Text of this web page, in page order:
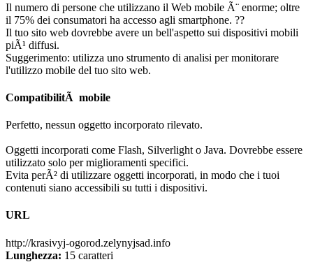
Il numero di persone che utilizzano il Web mobile Ã¨ enorme; oltre
il 75% dei consumatori ha accesso agli smartphone. ??
Il tuo sito web dovrebbe avere un bell'aspetto sui dispositivi mobili
piÃ¹ diffusi.
Suggerimento: utilizza uno strumento di analisi per monitorare
l'utilizzo mobile del tuo sito web.
CompatibilitÃ mobile
Perfetto, nessun oggetto incorporato rilevato.
Oggetti incorporati come Flash, Silverlight o Java. Dovrebbe essere
utilizzato solo per miglioramenti specifici.
Evita perÃ² di utilizzare oggetti incorporati, in modo che i tuoi
contenuti siano accessibili su tutti i dispositivi.
URL
http://krasivyj-ogorod.zelynyjsad.info
Lunghezza: 15 caratteri